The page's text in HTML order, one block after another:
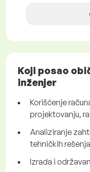
Koji posao
inženjer
Korišćenje
projektovanju,
Analiziranje
tehničkih
Izrada i